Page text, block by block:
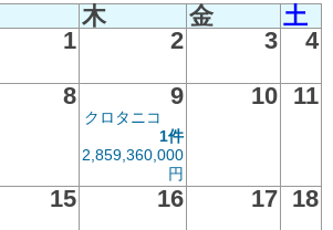
木 金
土
1
2 3
4
8 9
クロタニコ
1件
2,859,360,000
円
10 11
15 16 17 18